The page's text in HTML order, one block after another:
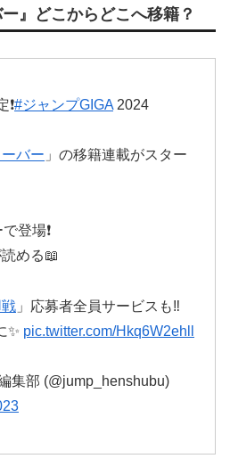
ー』どこからどこへ移籍？
#ジャンプGIGA 2024
バー 」の移籍連載がスター
登場❗️
める📖
」応募者全員サービスも‼️
✨ pic.twitter.com/Hkq6W2ehll
集部 (@jump_henshubu)